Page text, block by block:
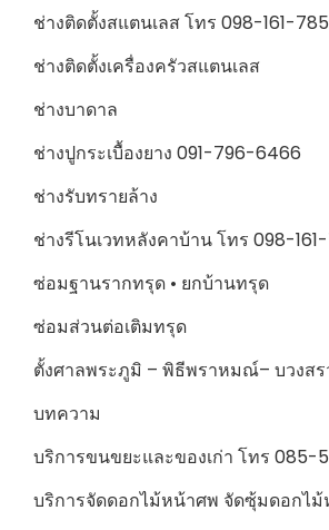
ช่างติดตั้งสแตนเลส โทร 098-161-
ช่างติดตั้งเครื่องครัวสแตนเลส
ช่างบาดาล
ช่างปูกระเบื้องยาง 091-796-6466
ช่างรับทรายล้าง
ช่างรีโนเวทหลังคาบ้าน โทร 098-
ซ่อมฐานรากทรุด • ยกบ้านทรุด
ซ่อมส่วนต่อเติมทรุด
ตั้งศาลพระภูมิ – พิธีพราหมณ์– บวงสร
บทความ
บริการขนขยะและของเก่า โทร 085-
บริการจัดดอกไม้หน้าศพ จัดซุ้มดอกไม้